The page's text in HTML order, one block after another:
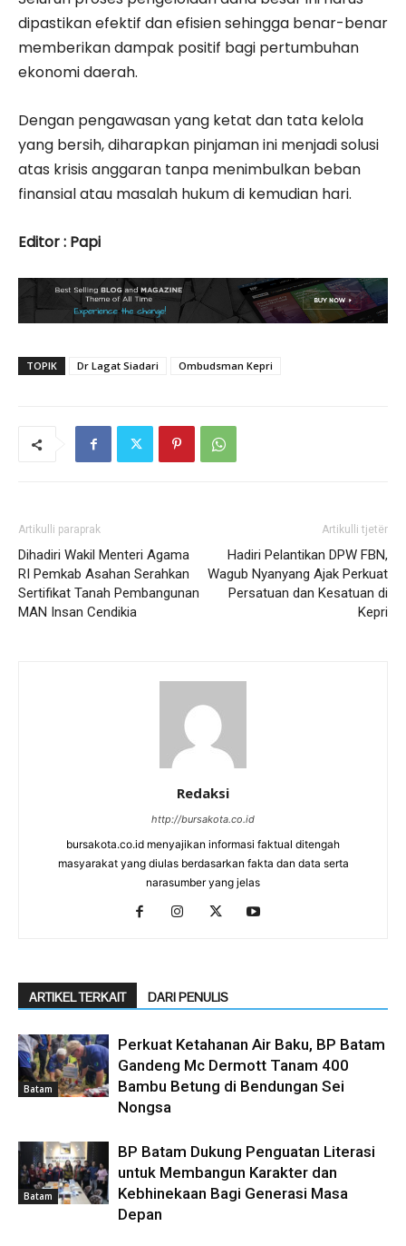
dipastikan efektif dan efisien sehingga benar-benar
memberikan dampak positif bagi pertumbuhan
ekonomi daerah.
Dengan pengawasan yang ketat dan tata kelola
yang bersih, diharapkan pinjaman ini menjadi solusi
atas krisis anggaran tanpa menimbulkan beban
finansial atau masalah hukum di kemudian hari.
Editor : Papi
TOPIK Dr Lagat Siadari Ombudsman Kepri
Artikulli paraprak
Dihadiri Wakil Menteri Agama
RI Pemkab Asahan Serahkan
Sertifikat Tanah Pembangunan
MAN Insan Cendikia
Artikulli tjetër
Hadiri Pelantikan DPW FBN,
Wagub Nyanyang Ajak Perkuat
Persatuan dan Kesatuan di
Kepri
Redaksi
http://bursakota.co.id
bursakota.co.id menyajikan informasi faktual ditengah
masyarakat yang diulas berdasarkan fakta dan data serta
narasumber yang jelas
ARTIKEL TERKAIT DARI PENULIS
Batam
Perkuat Ketahanan Air Baku, BP Batam
Gandeng Mc Dermott Tanam 400
Bambu Betung di Bendungan Sei
Nongsa
Batam
BP Batam Dukung Penguatan Literasi
untuk Membangun Karakter dan
Kebhinekaan Bagi Generasi Masa
Depan